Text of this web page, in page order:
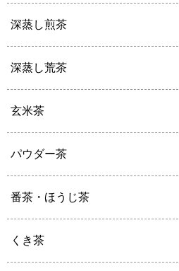
深蒸し煎茶
深蒸し荒茶
玄米茶
パウダー茶
番茶・ほうじ茶
くき茶